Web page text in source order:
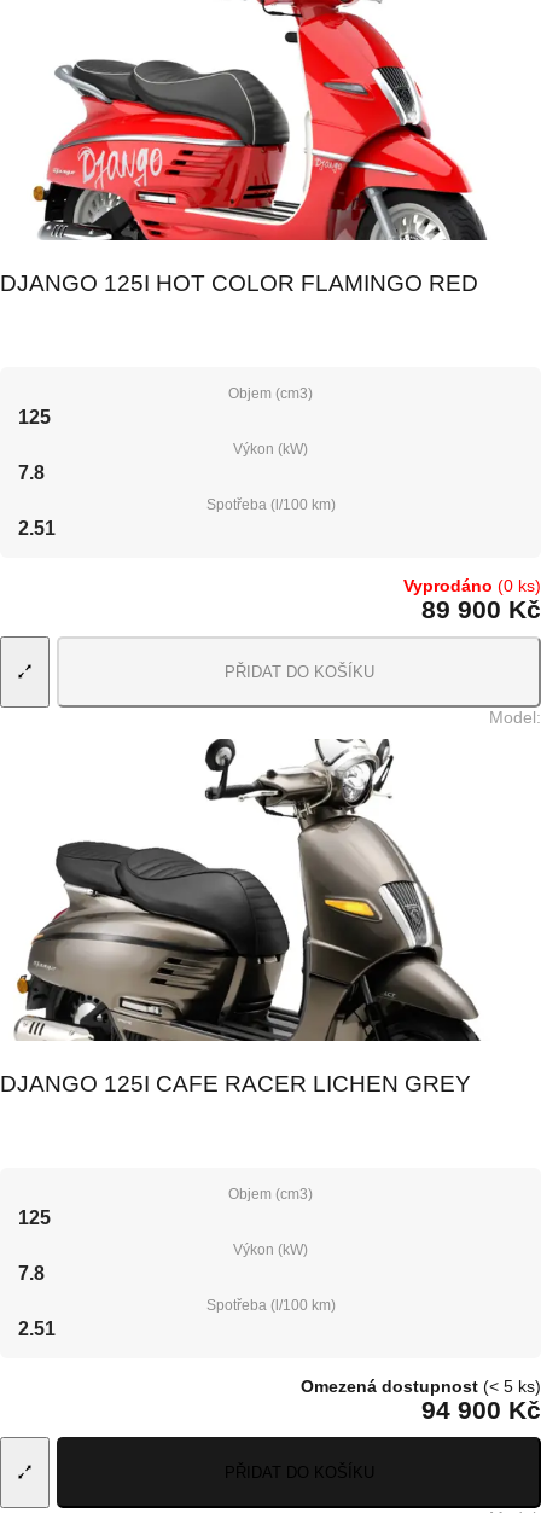
DJANGO 125I HOT COLOR FLAMINGO RED
Objem (cm3)
125
Výkon (kW)
7.8
Spotřeba (l/100 km)
2.51
Vyprodáno (0 ks)
89 900 Kč
PŘIDAT DO KOŠÍKU
Model:
DJANGO 125I CAFE RACER LICHEN GREY
Objem (cm3)
125
Výkon (kW)
7.8
Spotřeba (l/100 km)
2.51
Omezená dostupnost (< 5 ks)
94 900 Kč
PŘIDAT DO KOŠÍKU